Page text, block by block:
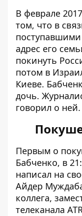
В феврале
том, что в
поступавшими
адрес его
покинуть
потом в
Киеве.
дочь.
говорил о ней.
Первым о
Бабченко, в
написал на
Айдер
коллега,
телеканала